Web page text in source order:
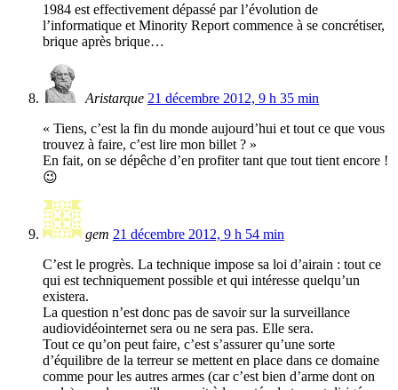
1984 est effectivement dépassé par l’évolution de
l’informatique et Minority Report commence à se concrétiser,
brique après brique…
Aristarque 21 décembre 2012, 9 h 35 min
« Tiens, c’est la fin du monde aujourd’hui et tout ce que vous
trouvez à faire, c’est lire mon billet ? »
En fait, on se dépêche d’en profiter tant que tout tient encore !
😉
gem 21 décembre 2012, 9 h 54 min
C’est le progrès. La technique impose sa loi d’airain : tout ce
qui est techniquement possible et qui intéresse quelqu’un
existera.
La question n’est donc pas de savoir sur la surveillance
audiovidéointernet sera ou ne sera pas. Elle sera.
Tout ce qu’on peut faire, c’est s’assurer qu’une sorte
d’équilibre de la terreur se mettent en place dans ce domaine
comme pour les autres armes (car c’est bien d’arme dont on